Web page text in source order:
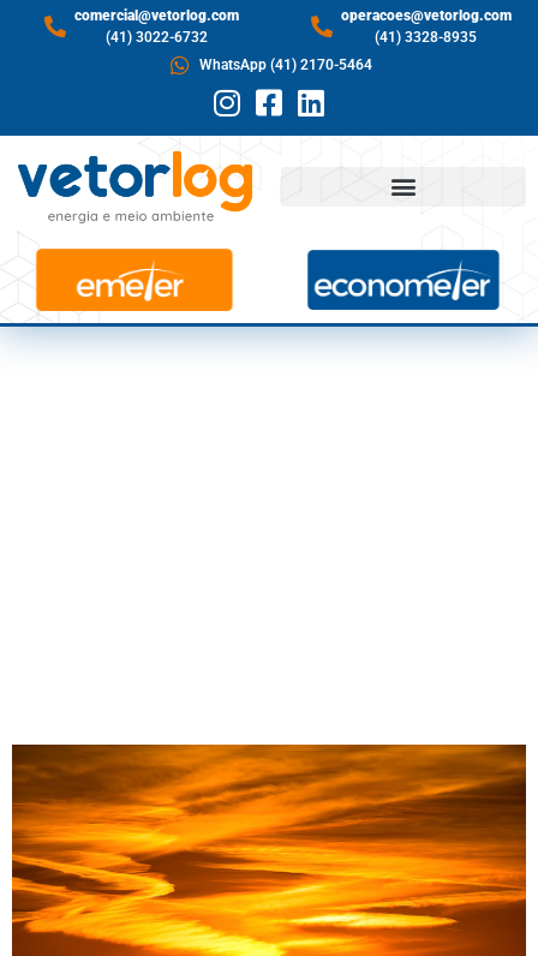
comercial@vetorlog.com
(41) 3022-6732
operacoes@vetorlog.com
(41) 3328-8935
WhatsApp (41) 2170-5464